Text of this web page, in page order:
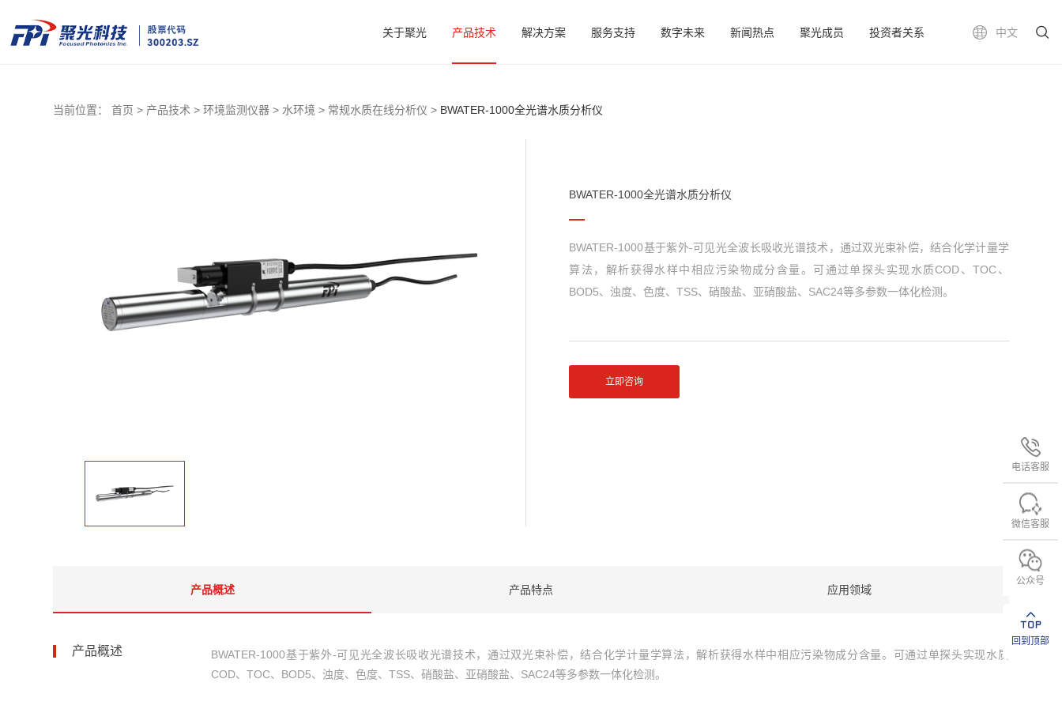
中文
关于聚光 产品技术 解决方案 服务支持 数字未来 新闻热点 聚光成员 投资者关系
电话客服
微信客服
公众号
回到顶部
当前位置： 首页 > 产品技术 > 环境监测仪器 > 水环境 > 常规水质在线分析仪 > BWATER-1000全光谱水质分析仪
BWATER-1000全光谱水质分析仪
BWATER-1000基于紫外-可见光全波长吸收光谱技术，通过双光束补偿，结合化学计量学
算法，解析获得水样中相应污染物成分含量。可通过单探头实现水质COD、TOC、
BOD5、浊度、色度、TSS、硝酸盐、亚硝酸盐、SAC24等多参数一体化检测。
立即咨询
产品概述 产品特点 应用领域
产品概述
BWATER-1000基于紫外-可见光全波长吸收光谱技术，通过双光束补偿，结合化学计量学算法，解析获得水样中相应污染物成分含量。可通过单探头实现水质
COD、TOC、BOD5、浊度、色度、TSS、硝酸盐、亚硝酸盐、SAC24等多参数一体化检测。